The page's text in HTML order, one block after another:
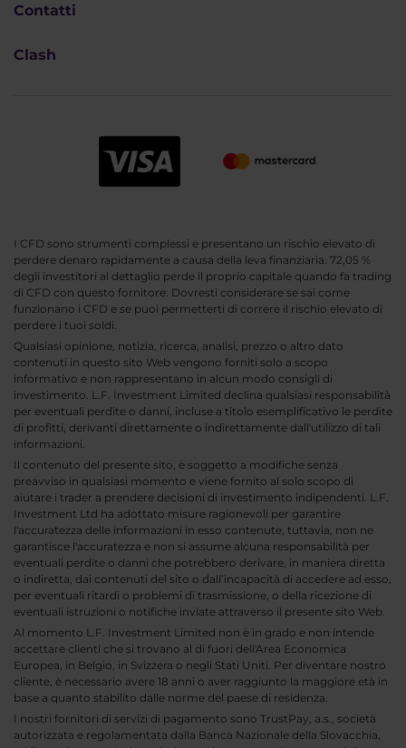
Contatti
Clash
I CFD sono strumenti complessi e presentano un rischio elevato di
perdere denaro rapidamente a causa della leva finanziaria. 72,05 %
degli investitori al dettaglio perde il proprio capitale quando fa trading
di CFD con questo fornitore. Dovresti considerare se sai come
funzionano i CFD e se puoi permetterti di correre il rischio elevato di
perdere i tuoi soldi.
Qualsiasi opinione, notizia, ricerca, analisi, prezzo o altro dato
contenuti in questo sito Web vengono forniti solo a scopo
informativo e non rappresentano in alcun modo consigli di
investimento. L.F. Investment Limited declina qualsiasi responsabilità
per eventuali perdite o danni, incluse a titolo esemplificativo le perdite
di profitti, derivanti direttamente o indirettamente dall'utilizzo di tali
informazioni.
Il contenuto del presente sito, è soggetto a modifiche senza
preavviso in qualsiasi momento e viene fornito al solo scopo di
aiutare i trader a prendere decisioni di investimento indipendenti. L.F.
Investment Ltd ha adottato misure ragionevoli per garantire
l'accuratezza delle informazioni in esso contenute, tuttavia, non ne
garantisce l'accuratezza e non si assume alcuna responsabilità per
eventuali perdite o danni che potrebbero derivare, in maniera diretta
o indiretta, dai contenuti del sito o dall’incapacità di accedere ad esso,
per eventuali ritardi o problemi di trasmissione, o della ricezione di
eventuali istruzioni o notifiche inviate attraverso il presente sito Web.
Al momento L.F. Investment Limited non è in grado e non intende
accettare clienti che si trovano al di fuori dell'Area Economica
Europea, in Belgio, in Svizzera o negli Stati Uniti. Per diventare nostro
cliente, è necessario avere 18 anni o aver raggiunto la maggiore età in
base a quanto stabilito dalle norme del paese di residenza.
I nostri fornitori di servizi di pagamento sono TrustPay, a.s., società
autorizzata e regolamentata dalla Banca Nazionale della Slovacchia,